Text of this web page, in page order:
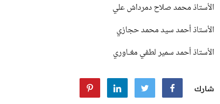
الأستاذ محمد صلاح دمرداش علي
الأستاذ أحمد سيد محمد حجازي
الأستاذ أحمد سمير لطفي مغـاوري
شارك